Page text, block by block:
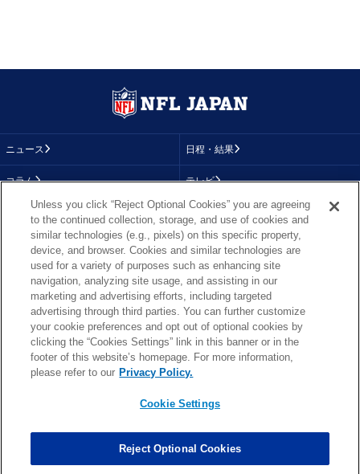
ニュース 日程・結果
コラム テレビ
画像
順位表
About NFL
More NFL 特集
TOP お問い合わせ FAQ
PHOTO BY AP Images / PHOTO BY Getty Images
Unless you click “Reject Optional Cookies” you are agreeing
to the continued collection, storage, and use of cookies and
similar technologies (e.g., pixels) on this specific property,
device, and browser. Cookies and similar technologies are
used for a variety of purposes such as enhancing site
navigation, analyzing site usage, and assisting in our
marketing and advertising efforts, including targeted
advertising through third parties. You can further customize
your cookie preferences and opt out of optional cookies by
clicking the “Cookies Settings” link in this banner or in the
footer of this website’s homepage. For more information,
please refer to our Privacy Policy.
Cookie Settings
Reject Optional Cookies